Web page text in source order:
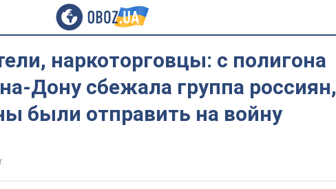
наркоторговцы: с полигона
Дону сбежала группа россиян,
были отправить на войну